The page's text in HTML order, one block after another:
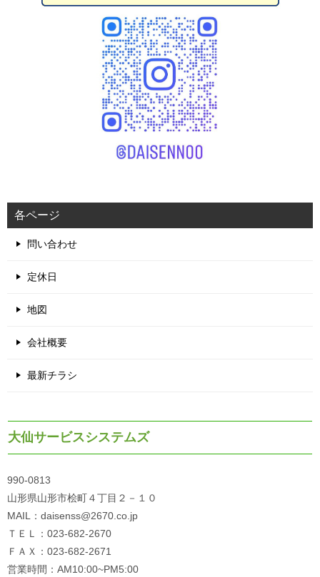
各ページ
問い合わせ
定休日
地図
会社概要
最新チラシ
大仙サービスシステムズ
990-0813
山形県山形市桧町４丁目２－１０
MAIL：daisenss@2670.co.jp
ＴＥＬ：023-682-2670
ＦＡＸ：023-682-2671
営業時間：AM10:00~PM5:00